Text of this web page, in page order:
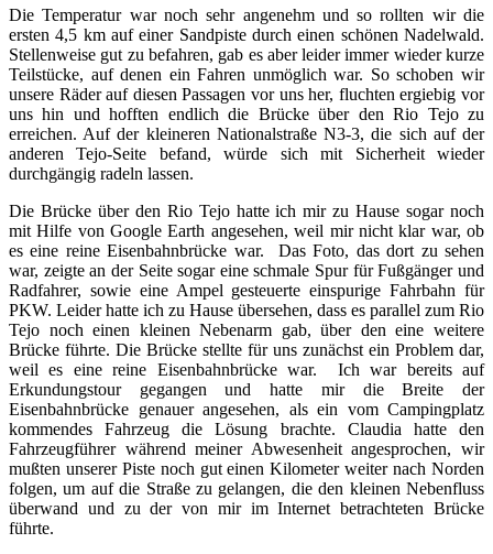
Die Temperatur war noch sehr angenehm und so rollten wir die
ersten 4,5 km auf einer Sandpiste durch einen schönen Nadelwald.
Stellenweise gut zu befahren, gab es aber leider immer wieder kurze
Teilstücke, auf denen ein Fahren unmöglich war. So schoben wir
unsere Räder auf diesen Passagen vor uns her, fluchten ergiebig vor
uns hin und hofften endlich die Brücke über den Rio Tejo zu
erreichen. Auf der kleineren Nationalstraße N3-3, die sich auf der
anderen Tejo-Seite befand, würde sich mit Sicherheit wieder
durchgängig radeln lassen.
Die Brücke über den Rio Tejo hatte ich mir zu Hause sogar noch
mit Hilfe von Google Earth angesehen, weil mir nicht klar war, ob
es eine reine Eisenbahnbrücke war. Das Foto, das dort zu sehen
war, zeigte an der Seite sogar eine schmale Spur für Fußgänger und
Radfahrer, sowie eine Ampel gesteuerte einspurige Fahrbahn für
PKW. Leider hatte ich zu Hause übersehen, dass es parallel zum Rio
Tejo noch einen kleinen Nebenarm gab, über den eine weitere
Brücke führte. Die Brücke stellte für uns zunächst ein Problem dar,
weil es eine reine Eisenbahnbrücke war. Ich war bereits auf
Erkundungstour gegangen und hatte mir die Breite der
Eisenbahnbrücke genauer angesehen, als ein vom Campingplatz
kommendes Fahrzeug die Lösung brachte. Claudia hatte den
Fahrzeugführer während meiner Abwesenheit angesprochen, wir
mußten unserer Piste noch gut einen Kilometer weiter nach Norden
folgen, um auf die Straße zu gelangen, die den kleinen Nebenfluss
überwand und zu der von mir im Internet betrachteten Brücke
führte.